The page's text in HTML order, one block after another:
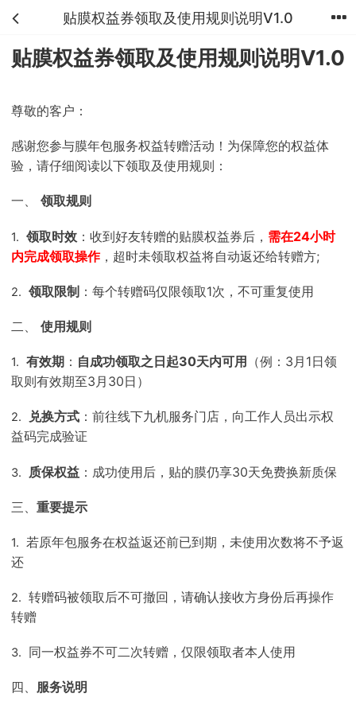
贴膜权益券领取及使用规则说明V1.0
首页
贴膜权益券领取及使用规则说明V1.0
尊敬的客户：
感谢您参与膜年包服务权益转赠活动！为保障您的权益体
验，请仔细阅读以下领取及使用规则：
一、 领取规则
1. 领取时效 ：收到好友转赠的贴膜权益券后， 需在24小时
内完成领取操作，超时未领取权益将自动返还给转赠方;
2. 领取限制 ：每个转赠码仅限领取1次，不可重复使用
二、 使用规则
1. 有效期 ： 自成功领取之日起30天内可用
（例：3月1日领
取则有效期至3月30日）
2. 兑换方式 ：前往线下九机服务门店，向工作人员出示权
益码完成验证
3. 质保权益 ：成功使用后，贴的膜仍享30天免费换新质保
三、 重要提示
1.
若原年包服务在权益返还前已到期，未使用次数将不予返
还
2. 转赠码被领取后不可撤回，请确认接收方身份后再操作
转赠
3. 同一权益券不可二次转赠，仅限领取者本人使用
四、 服务说明